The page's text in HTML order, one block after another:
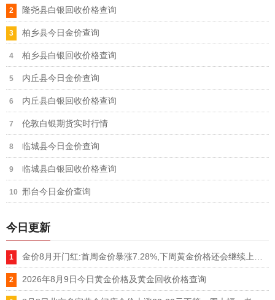
隆尧县白银回收价格查询
柏乡县今日金价查询
柏乡县白银回收价格查询
内丘县今日金价查询
内丘县白银回收价格查询
伦敦白银期货实时行情
临城县今日金价查询
临城县白银回收价格查询
邢台今日金价查询
今日更新
2026年8月9日今日黄金价格及黄金回收价格查询